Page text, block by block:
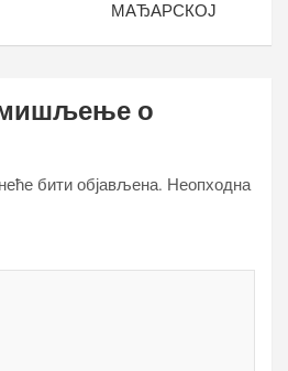
МАЂАРСКОЈ
мишљење о
бити објављена. Неопходна